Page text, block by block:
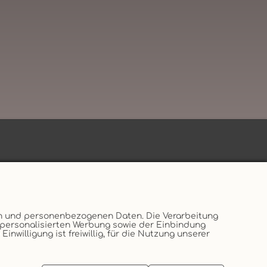
personenbezogenen Daten. Die Verarbeitung
Werbung sowie der Einbindung
ist freiwillig, für die Nutzung unserer